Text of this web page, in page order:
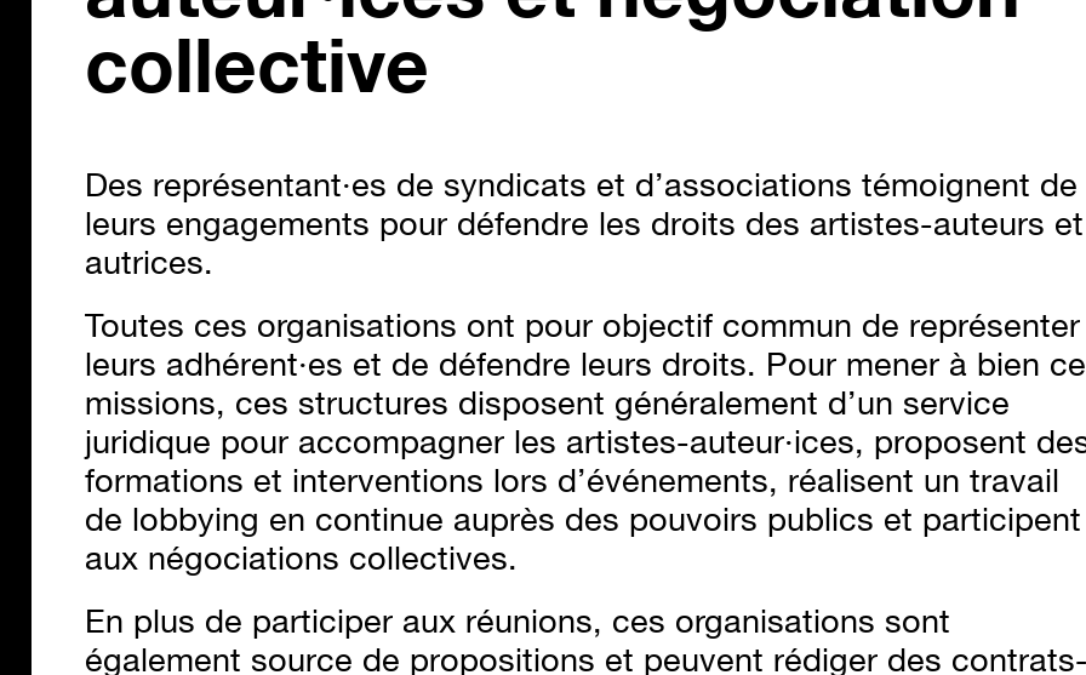
collective
Des représentant·es de syndicats et d’associations témoignent de
leurs engagements pour défendre les droits des artistes-auteurs et
autrices.
Toutes ces organisations ont pour objectif commun de représenter
leurs adhérent·es et de défendre leurs droits. Pour mener à bien
missions, ces structures disposent généralement d’un service
juridique pour accompagner les artistes-auteur·ices, proposent
formations et interventions lors d’événements, réalisent un travail
de lobbying en continue auprès des pouvoirs publics et participent
aux négociations collectives.
En plus de participer aux réunions, ces organisations sont
également source de propositions et peuvent rédiger des contrats-